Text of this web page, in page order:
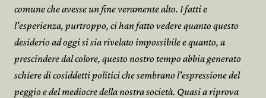
comune che avesse un fine veramente alto. I fatti e
l'esperienza, purtroppo, ci han fatto vedere quanto questo
desiderio ad oggi si sia rivelato impossibile e quanto, a
prescindere dal colore, questo nostro tempo abbia generato
schiere di cosiddetti politici che sembrano l'espressione del
peggio e del mediocre della nostra società. Quasi a riprova